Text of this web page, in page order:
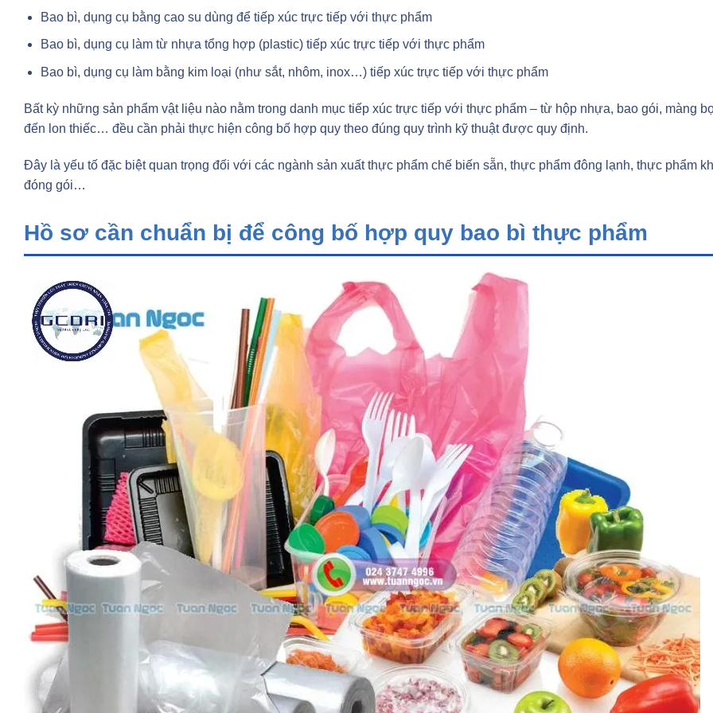
Bao bì, dụng cụ bằng cao su dùng để tiếp xúc trực tiếp với thực phẩm
Bao bì, dụng cụ làm từ nhựa tổng hợp (plastic) tiếp xúc trực tiếp với thực phẩm
Bao bì, dụng cụ làm bằng kim loại (như sắt, nhôm, inox…) tiếp xúc trực tiếp với thực phẩm
Bất kỳ những sản phẩm vật liệu nào nằm trong danh mục tiếp xúc trực tiếp với thực phẩm – từ hộp nhựa, bao gói, màng
đến lon thiếc… đều cần phải thực hiện công bố hợp quy theo đúng quy trình kỹ thuật được quy định.
Đây là yếu tố đặc biệt quan trọng đối với các ngành sản xuất thực phẩm chế biến sẵn, thực phẩm đông lạnh, thực phẩm
đóng gói…
Hồ sơ cần chuẩn bị để công bố hợp quy bao bì thực phẩm